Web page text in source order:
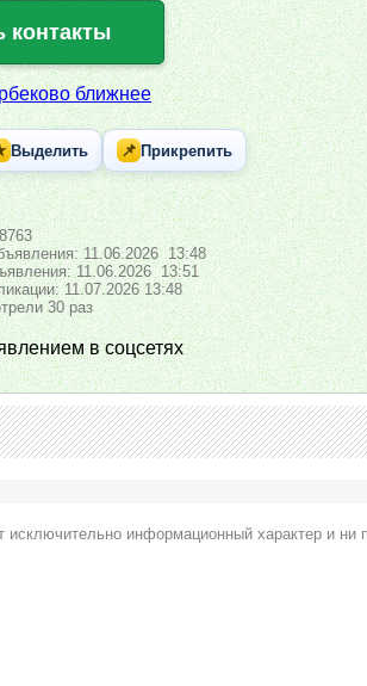
контакты
ближнее
Выделить 📌 Прикрепить
11.06.2026 13:48
11.06.2026 13:51
11.07.2026 13:48
30 раз
в соцсетях
исключительно информационный характер и ни